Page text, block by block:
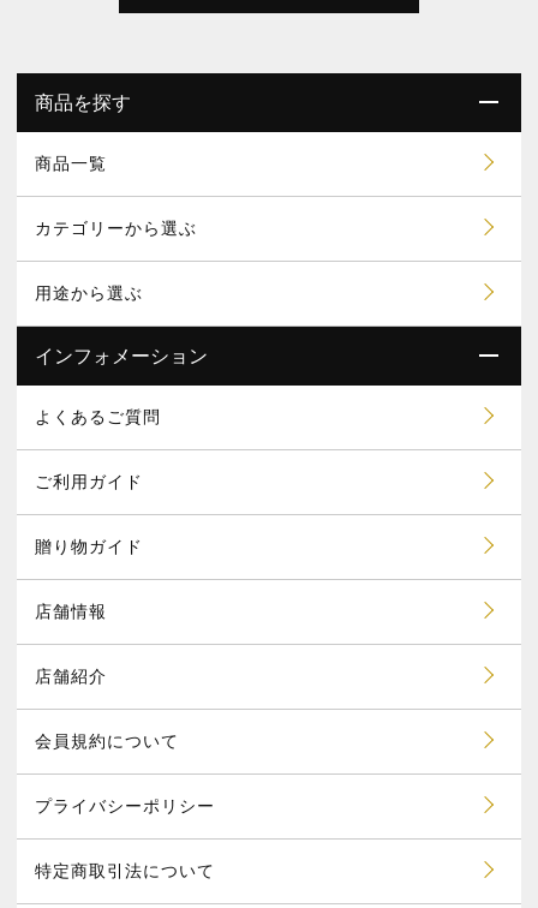
商品を探す
商品一覧
カテゴリーから選ぶ
用途から選ぶ
インフォメーション
よくあるご質問
ご利用ガイド
贈り物ガイド
店舗情報
店舗紹介
会員規約について
プライバシーポリシー
特定商取引法について